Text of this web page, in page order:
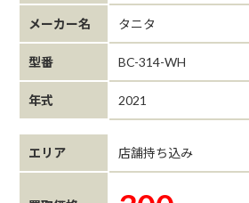
メーカー名 タニタ
型番 BC-314-WH
年式 2021
エリア 店舗持ち込み